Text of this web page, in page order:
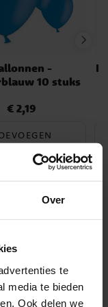
Over
te
media te bieden
Ook delen we
-
10 stuks
Prijs :€ 2,19
€ 2,19